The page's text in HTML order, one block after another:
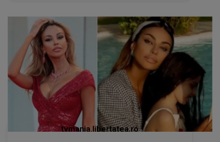
tvmania.libertatea.ro